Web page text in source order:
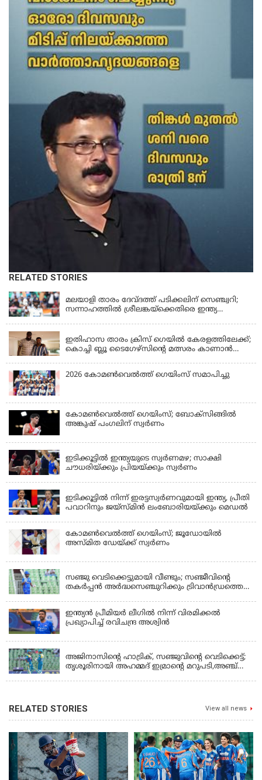
RELATED STORIES
KERALA
മലയാളി താരം ദേവ്ദത്ത് പടിക്കലിന് സെഞ്ച്വറി;
സന്നാഹത്തില്‍ ശ്രീലങ്കയ്‌ക്കെതിരെ ഇന്ത്യ
ഇതിഹാസ താരം ക്രിസ് ഗെയിൽ കേരളത്തിലേക്ക്;
കൊച്ചി ബ്ലൂ ടൈഗേഴ്സിന്റെ മത്സരം കാണാൻ
2026 കോമണ്‍വെല്‍ത്ത് ഗെയിംസ് സമാപിച്ചു
കോമണ്‍വെല്‍ത്ത് ഗെയിംസ്; ബോക്‌സിങ്ങില്‍
അങ്കുഷ് പംഗലിന് സ്വര്‍ണം
ഇടിക്കൂട്ടിൽ ഇന്ത്യയുടെ സ്വർണമഴ; സാക്ഷി
ചൗധരിയ്ക്കും പ്രിയയ്ക്കും സ്വർണം
ഇടിക്കൂട്ടിൽ നിന്ന് ഇരട്ടസ്വർണവുമായി ഇന്ത്യ, പ്രീതി
പവാറിനും ജയ്സ്മിന്‍ ലംബോരിയയ്ക്കും മെഡൽ
കോമണ്‍വെല്‍ത്ത് ഗെയിംസ്; ജൂഡോയിൽ
അസ്മിത ഡേയ്ക്ക് സ്വർണം
സഞ്ജു വെടിക്കെട്ടുമായി വീണ്ടും; സഞ്ജീവിന്‍റെ
തകർപ്പൻ അർദ്ധസെഞ്ചുറിക്കും ട്രിവാൻഡ്രത്തെ
ഇന്ത്യന്‍ പ്രീമിയര്‍ ലീഗില്‍ നിന്ന് വിരമിക്കല്‍
പ്രഖ്യാപിച്ച് രവിചന്ദ്ര അശ്വിന്‍
അജിനാസിന്റെ ഹാട്രിക്, സഞ്ജുവിന്റെ വെടിക്കെട്ട്;
തൃശൂരിനായി അഹമ്മദ് ഇമ്രാന്റെ മറുപടി,അഞ്ച്
RELATED STORIES View all news